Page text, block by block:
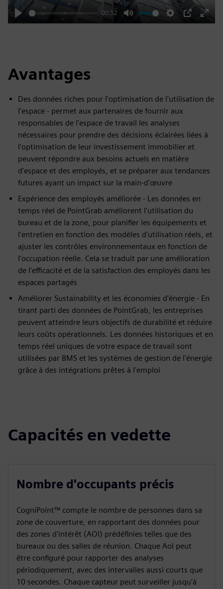
Play
00:52
Mute Settings
PIP
Enter
Avantages
Des données riches pour l'optimisation de l'utilisation de
l'espace - permet aux partenaires de fournir aux
responsables de l'espace de travail les analyses
nécessaires pour prendre des décisions éclairées liées à
l'optimisation de leur investissement immobilier et
peuvent répondre aux besoins actuels en matière
d'espace et des employés, et se préparer aux tendances
futures ayant un impact sur la main-d'œuvre
Expérience des employés améliorée - Les données en
temps réel de PointGrab améliorent l'utilisation du
bureau et de la zone, pour planifier les équipements et
l'entretien en fonction des modèles d'utilisation réels, et
ajuster les contrôles environnementaux en fonction de
l'occupation réelle. Cela se traduit par une amélioration
de l'efficacité et de la satisfaction des employés dans les
espaces partagés
Améliorer Sustainability et les économies d'énergie - En
tirant parti des données de PointGrab, les entreprises
peuvent atteindre leurs objectifs de durabilité et réduire
leurs coûts opérationnels. Les données historiques et en
temps réel uniques de votre espace de travail sont
utilisées par BMS et les systèmes de gestion de l'énergie
grâce à des intégrations prêtes à l'emploi
Capacités en vedette
Nombre d'occupants précis
CogniPoint™ compte le nombre de personnes dans sa
zone de couverture, en rapportant des données pour
des zones d'intérêt (AOI) prédéfinies telles que des
bureaux ou des salles de réunion. Chaque AoI peut
être configuré pour rapporter des analyses
périodiquement, avec des intervalles aussi courts que
10 secondes. Chaque capteur peut surveiller jusqu'à